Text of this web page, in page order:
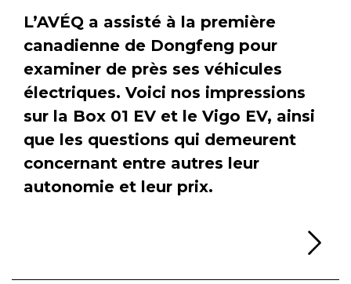
L’AVÉQ a assisté à la première
canadienne de Dongfeng pour
examiner de près ses véhicules
électriques. Voici nos impressions
sur la Box 01 EV et le Vigo EV, ainsi
que les questions qui demeurent
concernant entre autres leur
autonomie et leur prix.